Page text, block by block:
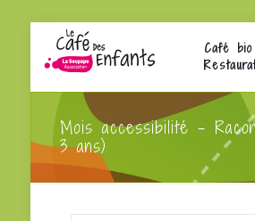
Café
Mois accessibilité –
3 ans)